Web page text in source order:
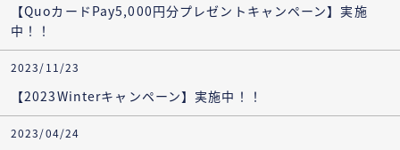
【QuoカードPay5,000円分プレゼントキャンペーン】実施
中！！
2023/11/23
【2023Winterキャンペーン】実施中！！
2023/04/24